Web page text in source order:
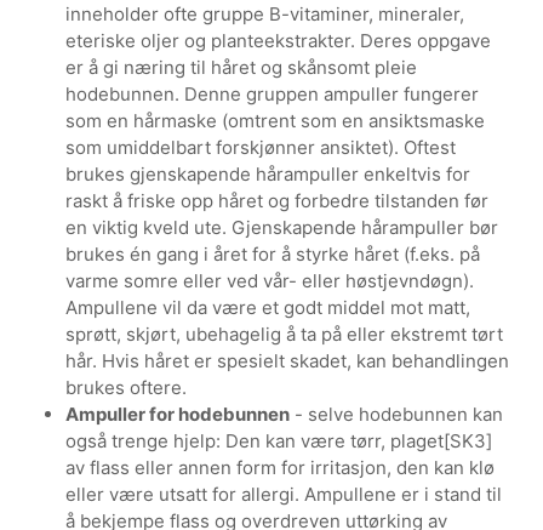
inneholder ofte gruppe B-vitaminer, mineraler,
eteriske oljer og planteekstrakter. Deres oppgave
er å gi næring til håret og skånsomt pleie
hodebunnen. Denne gruppen ampuller fungerer
som en hårmaske (omtrent som en ansiktsmaske
som umiddelbart forskjønner ansiktet). Oftest
brukes gjenskapende hårampuller enkeltvis for
raskt å friske opp håret og forbedre tilstanden før
en viktig kveld ute. Gjenskapende hårampuller bør
brukes én gang i året for å styrke håret (f.eks. på
varme somre eller ved vår- eller høstjevndøgn).
Ampullene vil da være et godt middel mot matt,
sprøtt, skjørt, ubehagelig å ta på eller ekstremt tørt
hår. Hvis håret er spesielt skadet, kan behandlingen
brukes oftere.
Ampuller for hodebunnen - selve hodebunnen kan
også trenge hjelp: Den kan være tørr, plaget[SK3]
av flass eller annen form for irritasjon, den kan klø
eller være utsatt for allergi. Ampullene er i stand til
å bekjempe flass og overdreven uttørking av